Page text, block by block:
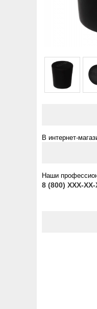
В интернет-
Наши
8 (800) XXX-XX-